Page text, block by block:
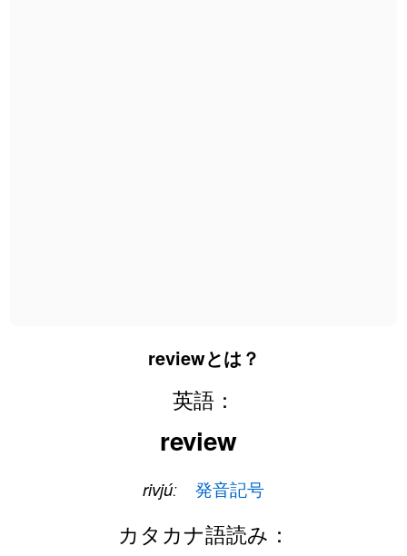
reviewとは？
英語：
review
rivjúː 発音記号
カタカナ語読み：